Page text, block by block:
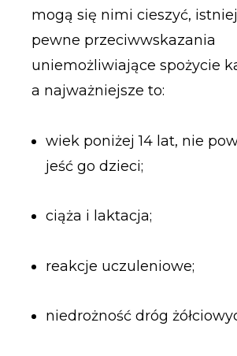
mogą się nimi cieszyć,
pewne przeciwwskazania
uniemożliwiające spożycie
a najważniejsze to:
wiek poniżej 14 lat, nie
jeść go dzieci;
ciąża i laktacja;
reakcje uczuleniowe;
niedrożność dróg